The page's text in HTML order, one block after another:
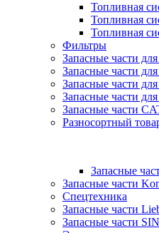
Топливная
Топливная
Топливная
Фильтры
Запасные части
Запасные части
Запасные части
Запасные части
Запасные части
Разносортный
Запасные
Запасные части
Спецтехника
Запасные части
Запасные части